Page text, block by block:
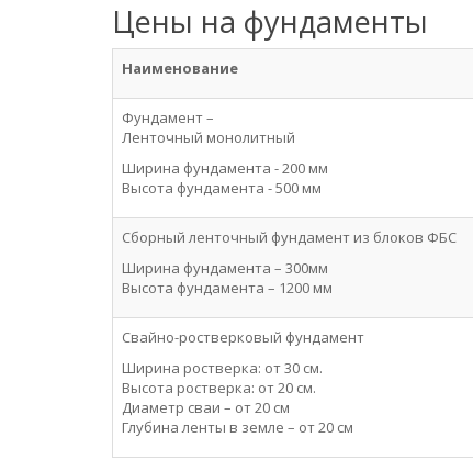
Цены на фундаменты
Наименование
Фундамент –
Ленточный монолитный
Ширина фундамента - 200 мм
Высота фундамента - 500 мм
Сборный ленточный фундамент из блоков ФБС
Ширина фундамента – 300мм
Высота фундамента – 1200 мм
Свайно-ростверковый фундамент
Ширина ростверка: от 30 см.
Высота ростверка: от 20 см.
Диаметр сваи – от 20 см
Глубина ленты в земле – от 20 см